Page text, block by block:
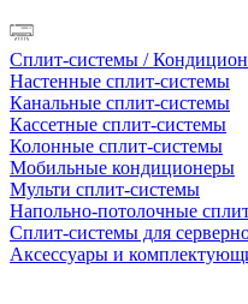
Сплит-системы /
Настенные сплит-системы
Канальные сплит-системы
Кассетные сплит-системы
Колонные сплит-системы
Мобильные кондиционеры
Мульти сплит-системы
Напольно-потолочные
Сплит-системы для
Аксессуары и